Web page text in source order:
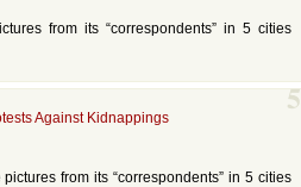
from its “correspondents” in 5 cities
Against Kidnappings
5
from its “correspondents” in 5 cities